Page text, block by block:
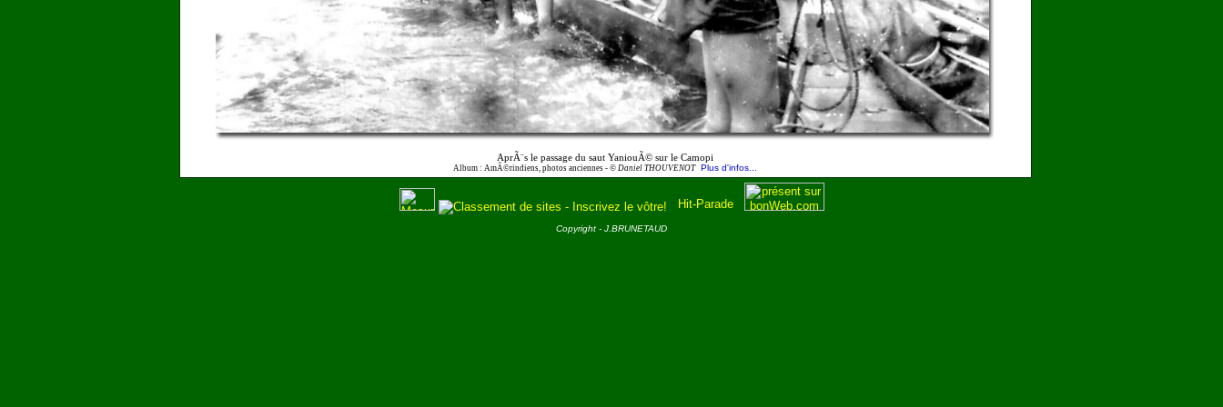
AprÃ¨s le passage du saut YaniouÃ© sur le Camopi
Album : AmÃ©rindiens, photos anciennes - © Daniel THOUVENOT Plus d'infos...
Copyright - J.BRUNETAUD